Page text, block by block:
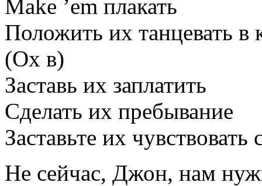
Make ’em плакать
Положить их танцевать в
(Ох в)
Заставь их заплатить
Сделать их пребывание
Заставьте их чувствовать
Не сейчас, Джон, нам